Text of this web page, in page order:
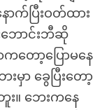
က်ပြီးဝတ်ထား
ောင်းဘီဆို
တော့ပြောမနေ
မှာ ခွေပြီးတော့
။ ဘေးကနေ